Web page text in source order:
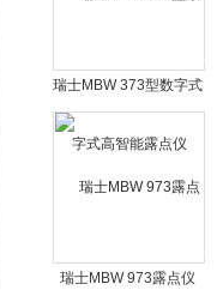
瑞士MBW 373型数字式
高智能露点仪
瑞士MBW 973露点仪